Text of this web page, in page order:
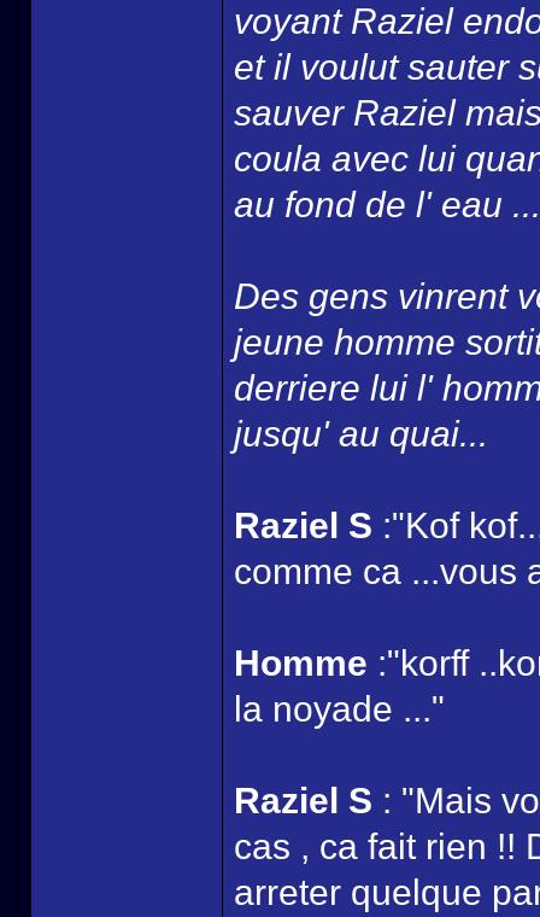
voyant Raziel
et il voulut sauter
sauver Raziel
coula avec lui
au fond de l' eau
Des gens vinrent
jeune homme
derriere lui l'
jusqu' au quai...
Raziel S :"Kof
comme ca ...vous
Homme :"korff
la noyade ..."
Raziel S : "Mais
cas , ca fait rien !!
arreter quelque